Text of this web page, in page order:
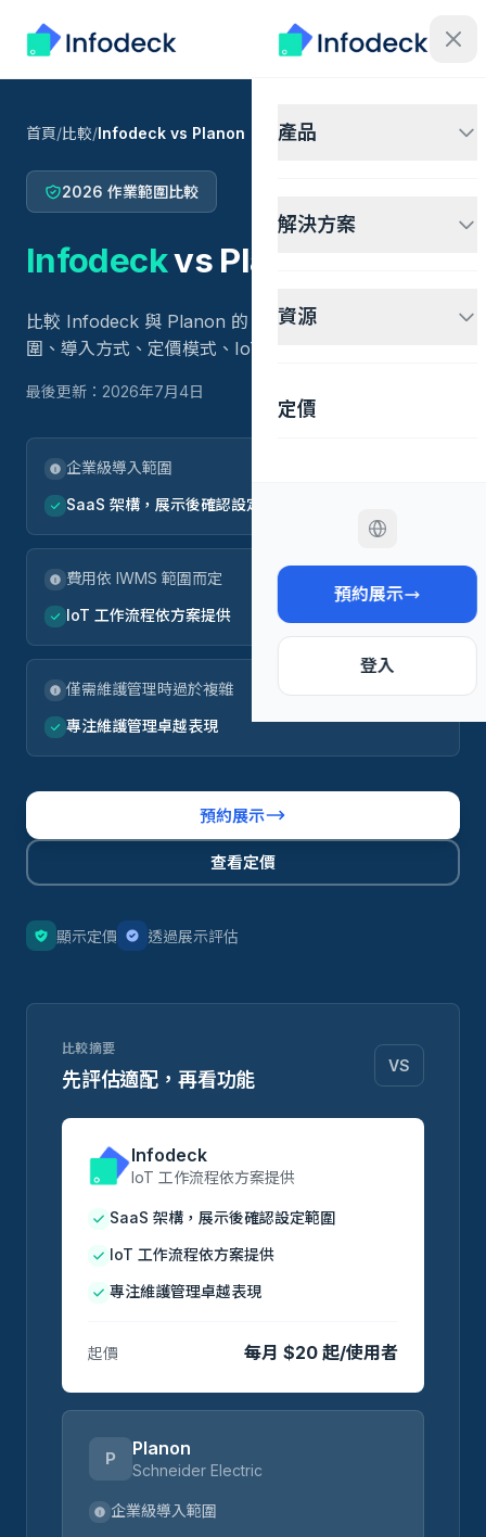
產品
解決方案
資源
定價
預約展示
登入
首頁/比較/Infodeck vs Planon
2026 作業範圍比較
Infodeckvs Planon
比較 Infodeck 與 Planon 的 CMMS 適配、IWMS 範
圍、導入方式、定價模式、IoT 工作流程與支援需求。
最後更新：2026年7月4日
企業級導入範圍
SaaS 架構，展示後確認設定範圍
費用依 IWMS 範圍而定
IoT 工作流程依方案提供
僅需維護管理時過於複雜
專注維護管理卓越表現
預約展示
查看定價
顯示定價 透過展示評估
比較摘要
先評估適配，再看功能
VS
Infodeck
IoT 工作流程依方案提供
SaaS 架構，展示後確認設定範圍
IoT 工作流程依方案提供
專注維護管理卓越表現
起價 每月 $20 起/使用者
P Planon
Schneider Electric
企業級導入範圍